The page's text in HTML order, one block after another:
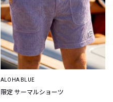
ALOHA BLUE
限定 サーマルショーツ